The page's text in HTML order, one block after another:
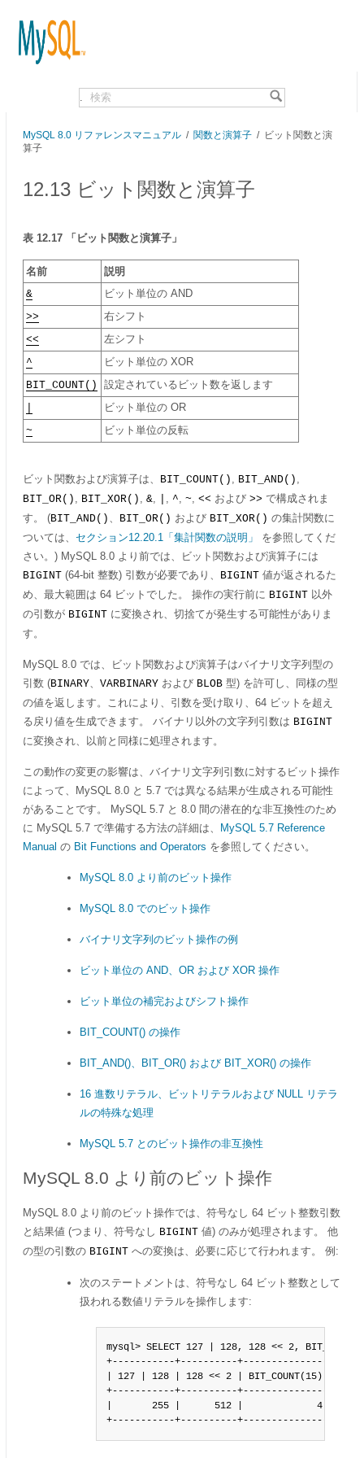
MySQL 8.0 リファレンスマニュアル / 関数と演算子 / ビット関数と演
算子
12.13 ビット関数と演算子
表 12.17 「ビット関数と演算子」
名前
説明
&
ビット単位の AND
>> 右シフト
<< 左シフト
^ ビット単位の XOR
BIT_COUNT() 設定されているビット数を返します
ビット単位の OR
~ ビット単位の反転
ビット関数および演算子は、 BIT_COUNT() , BIT_AND() ,
BIT_OR() , BIT_XOR() , &, , ^, ~, << および >> で構成されま
す。 (BIT_AND() 、 BIT_OR() および BIT_XOR() の集計関数に
ついては、 セクション12.20.1「集計関数の説明」
を参照してくだ
さい。) MySQL 8.0 より前では、ビット関数および演算子には
BIGINT (64-bit 整数) 引数が必要であり、 BIGINT 値が返されるた
め、最大範囲は 64 ビットでした。 操作の実行前に BIGINT 以外
の引数が BIGINT に変換され、切捨てが発生する可能性がありま
す。
MySQL 8.0 では、ビット関数および演算子はバイナリ文字列型の
引数 (BINARY、 VARBINARY および BLOB 型) を許可し、同様の型
の値を返します。これにより、引数を受け取り、64 ビットを超え
る戻り値を生成できます。 バイナリ以外の文字列引数は BIGINT
に変換され、以前と同様に処理されます。
この動作の変更の影響は、バイナリ文字列引数に対するビット操作
によって、MySQL 8.0 と 5.7 では異なる結果が生成される可能性
があることです。 MySQL 5.7 と 8.0 間の潜在的な非互換性のため
に MySQL 5.7 で準備する方法の詳細は、
MySQL 5.7 Reference
Manual の Bit Functions and Operators を参照してください。
MySQL 8.0 より前のビット操作
MySQL 8.0 でのビット操作
バイナリ文字列のビット操作の例
ビット単位の AND、OR および XOR 操作
ビット単位の補完およびシフト操作
BIT_COUNT() の操作
BIT_AND()、BIT_OR() および BIT_XOR() の操作
16 進数リテラル、ビットリテラルおよび NULL リテラ
ルの特殊な処理
MySQL 5.7 とのビット操作の非互換性
MySQL 8.0 より前のビット操作
MySQL 8.0 より前のビット操作では、符号なし 64 ビット整数引数
と結果値 (つまり、符号なし BIGINT 値) のみが処理されます。 他
の型の引数の BIGINT への変換は、必要に応じて行われます。 例:
次のステートメントは、符号なし 64 ビット整数として
扱われる数値リテラルを操作します:
mysql> SELECT 127 | 128, 128 << 2,
+-----------+----------+---------------+
| 127 | 128 | 128 << 2 | BIT_COUNT(15) |
+-----------+----------+---------------+
|       255 |      512 |             4 |
+-----------+----------+---------------+